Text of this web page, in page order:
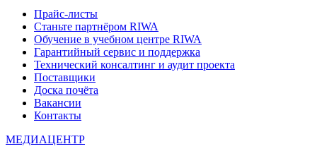
Прайс-листы
Станьте партнёром RIWA
Обучение в учебном центре RIWA
Гарантийный сервис и поддержка
Технический консалтинг и аудит проекта
Поставщики
Доска почёта
Вакансии
Контакты
МЕДИАЦЕНТР